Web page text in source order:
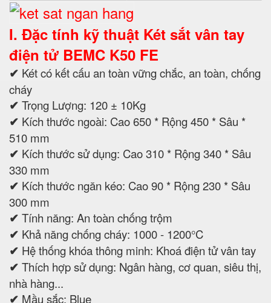
I. Đặc tính kỹ thuật Két sắt vân tay
điện tử BEMC K50 FE
✔ Két có kết cấu an toàn vững chắc, an toàn, chống
cháy
✔ Trọng Lượng: 120 ± 10Kg
✔ Kích thước ngoài: Cao 650 * Rộng 450 * Sâu *
510 mm
✔ Kích thước sử dụng: Cao 310 * Rộng 340 * Sâu
330 mm
✔ Kích thước ngăn kéo: Cao 90 * Rộng 230 * Sâu
300 mm
✔ Tính năng: An toàn chống trộm
✔ Khả năng chống cháy: 1000 - 1200°C
✔ Hệ thống khóa thông minh: Khoá điện tử vân tay
✔ Thích hợp sử dụng: Ngân hàng, cơ quan, siêu thị,
nhà hàng...
✔ Mầu sắc: Blue